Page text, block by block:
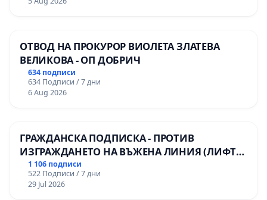
мениджмънт – гр. Пазарджик
ОТВОД НА ПРОКУРОР ВИОЛЕТА ЗЛАТЕВА
ВЕЛИКОВА - ОП ДОБРИЧ
634 подписи
634 Подписи / 7 дни
6 Aug 2026
ГРАЖДАНСКА ПОДПИСКА - ПРОТИВ
ИЗГРАЖДАНЕТО НА ВЪЖЕНА ЛИНИЯ (ЛИФТ)
НА ТЕРИТОРИЯТА НА ПРИРОДНА
ЗАБЕЛЕЖИТЕЛНОСТ „ХЪЛМ НА
ОСВОБОДИТЕЛИТЕ“ (БУНАРДЖИК)
1 106 подписи
522 Подписи / 7 дни
29 Jul 2026